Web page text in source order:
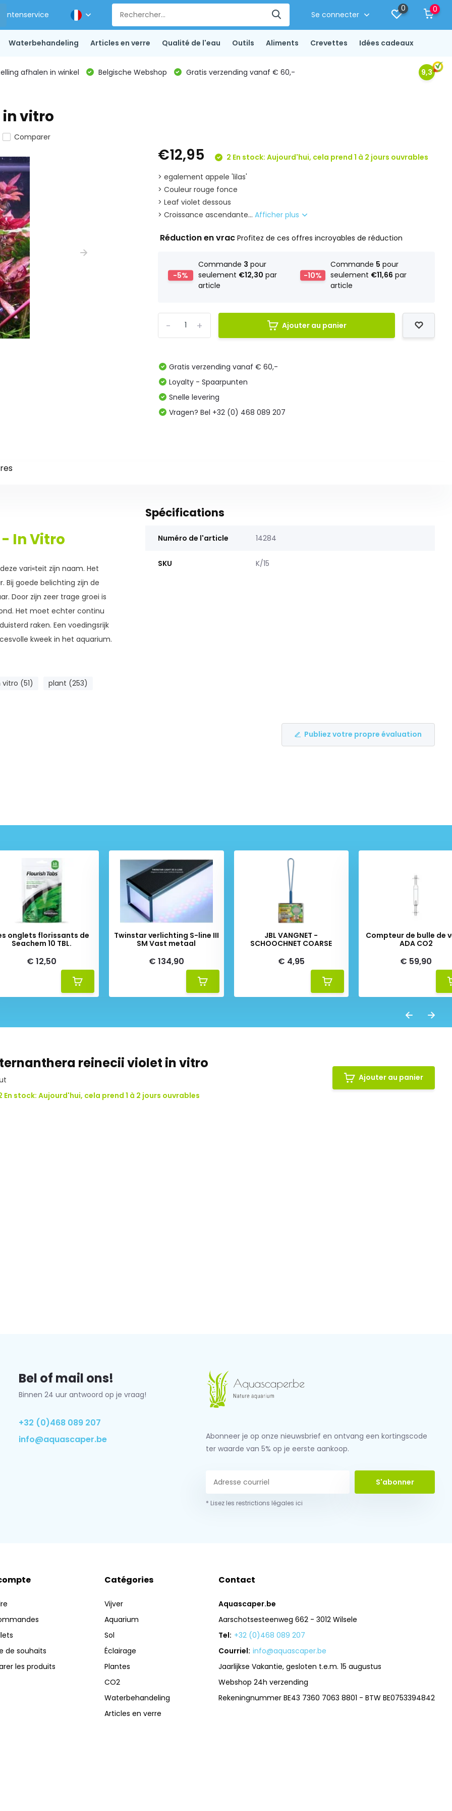
Klantenservice Se connecter
0 0
Waterbehandeling Articles en verre Qualité de l'eau Outils Aliments Crevettes Idées cadeaux
afhalen in winkel Belgische Webshop Gratis verzending vanaf € 60,- 9,3
vitro
Comparer
€12,95
2 En stock: Aujourd'hui, cela prend 1 à 2 jours ouvrables
> egalement appele 'lilas'
> Couleur rouge fonce
> Leaf violet dessous
> Croissance ascendante...Afficher plus
Réduction en vracProfitez de ces offres incroyables de réduction
-5%
Commande 3 pour
seulement €12,30 par
article
-10%
Commande 5 pour
seulement €11,66 par
article
+
- Ajouter au panier
Gratis verzending vanaf € 60,-
Loyalty - Spaarpunten
Snelle levering
Vragen? Bel +32 (0) 468 089 207
In Vitro
vari«teit zijn naam. Het
Bij goede belichting zijn de
Door zijn zeer trage groei is
Het moet echter continu
raken. Een voedingsrijk
kweek in het aquarium.
vitro (51) plant (253)
Spécifications
Numéro de l'article 14284
SKU K/15
Publiez votre propre évaluation
onglets florissants de
Seachem 10 TBL.
€ 12,50
Twinstar verlichting S-line III
SM Vast metaal
€ 134,90
JBL VANGNET -
SCHOOCHNET COARSE
€ 4,95
Compteur de bulle de
ADA CO2
€ 59,90
reinecii violet in vitro
En stock: Aujourd'hui, cela prend 1 à 2 jours ouvrables
Ajouter au panier
Bel of mail ons!
Binnen 24 uur antwoord op je vraag!
+32 (0)468 089 207
info@aquascaper.be
Abonneer je op onze nieuwsbrief en ontvang een kortingscode
ter waarde van 5% op je eerste aankoop.
S'abonner
* Lisez les restrictions légales ici
de souhaits
les produits
Catégories
Vijver
Aquarium
Sol
Éclairage
Plantes
CO2
Waterbehandeling
Articles en verre
Contact
Aquascaper.be
Aarschotsesteenweg 662 - 3012 Wilsele
Tel: +32 (0)468 089 207
Courriel: info@aquascaper.be
Jaarlijkse Vakantie, gesloten t.e.m. 15 augustus
Webshop 24h verzending
Rekeningnummer BE43 7360 7063 8801 - BTW BE0753394842